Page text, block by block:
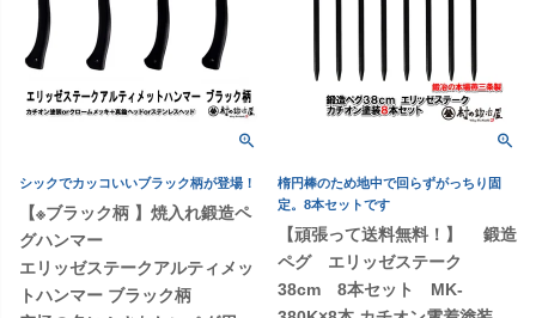
シックでカッコいいブラック柄が登場！
【※ブラック柄 】焼入れ鍛造ペ
グハンマー
エリッゼステークアルティメッ
トハンマー ブラック柄
楕円棒のため地中で回らずがっちり固
定。8本セットです
【頑張って送料無料！】 鍛造
ペグ エリッゼステーク
38cm 8本セット MK-